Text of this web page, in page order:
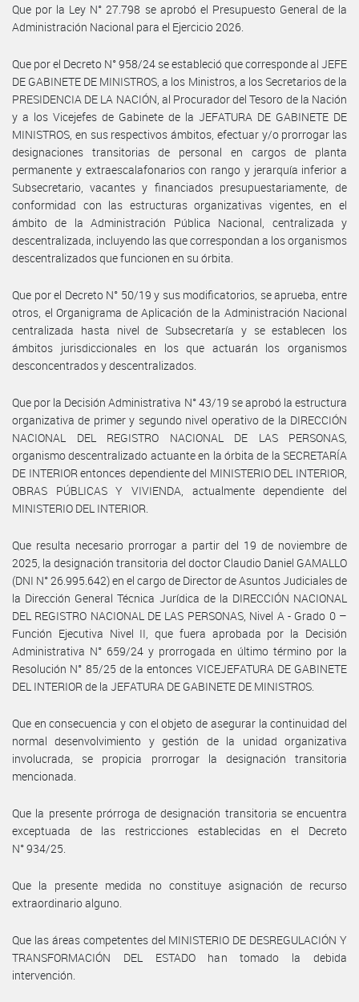
Que por la Ley N° 27.798 se aprobó el Presupuesto General de la
Administración Nacional para el Ejercicio 2026.
Que por el Decreto N° 958/24 se estableció que corresponde al JEFE
DE GABINETE DE MINISTROS, a los Ministros, a los Secretarios de la
PRESIDENCIA DE LA NACIÓN, al Procurador del Tesoro de la Nación
y a los Vicejefes de Gabinete de la JEFATURA DE GABINETE DE
MINISTROS, en sus respectivos ámbitos, efectuar y/o prorrogar las
designaciones transitorias de personal en cargos de planta
permanente y extraescalafonarios con rango y jerarquía inferior a
Subsecretario, vacantes y financiados presupuestariamente, de
conformidad con las estructuras organizativas vigentes, en el
ámbito de la Administración Pública Nacional, centralizada y
descentralizada, incluyendo las que correspondan a los organismos
descentralizados que funcionen en su órbita.
Que por el Decreto N° 50/19 y sus modificatorios, se aprueba, entre
otros, el Organigrama de Aplicación de la Administración Nacional
centralizada hasta nivel de Subsecretaría y se establecen los
ámbitos jurisdiccionales en los que actuarán los organismos
desconcentrados y descentralizados.
Que por la Decisión Administrativa N° 43/19 se aprobó la estructura
organizativa de primer y segundo nivel operativo de la DIRECCIÓN
NACIONAL DEL REGISTRO NACIONAL DE LAS PERSONAS,
organismo descentralizado actuante en la órbita de la SECRETARÍA
DE INTERIOR entonces dependiente del MINISTERIO DEL INTERIOR,
OBRAS PÚBLICAS Y VIVIENDA, actualmente dependiente del
MINISTERIO DEL INTERIOR.
Que resulta necesario prorrogar a partir del 19 de noviembre de
2025, la designación transitoria del doctor Claudio Daniel GAMALLO
(DNI N° 26.995.642) en el cargo de Director de Asuntos Judiciales de
la Dirección General Técnica Jurídica de la DIRECCIÓN NACIONAL
DEL REGISTRO NACIONAL DE LAS PERSONAS, Nivel A - Grado 0 –
Función Ejecutiva Nivel II, que fuera aprobada por la Decisión
Administrativa N° 659/24 y prorrogada en último término por la
Resolución N° 85/25 de la entonces VICEJEFATURA DE GABINETE
DEL INTERIOR de la JEFATURA DE GABINETE DE MINISTROS.
Que en consecuencia y con el objeto de asegurar la continuidad del
normal desenvolvimiento y gestión de la unidad organizativa
involucrada, se propicia prorrogar la designación transitoria
mencionada.
Que la presente prórroga de designación transitoria se encuentra
exceptuada de las restricciones establecidas en el Decreto
N° 934/25.
Que la presente medida no constituye asignación de recurso
extraordinario alguno.
Que las áreas competentes del MINISTERIO DE DESREGULACIÓN Y
TRANSFORMACIÓN DEL ESTADO han tomado la debida
intervención.